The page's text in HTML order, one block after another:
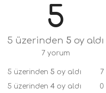
5
5 üzerinden 5 oy aldı
7 yorum
5 üzerinden 5 oy aldı
7
5 üzerinden 4 oy aldı
0